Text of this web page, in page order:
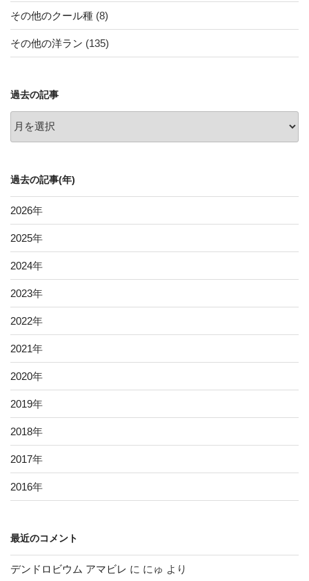
その他のクール種 (8)
その他の洋ラン (135)
過去の記事
去
事
過去の記事(年)
2026年
2025年
2024年
2023年
2022年
2021年
2020年
2019年
2018年
2017年
2016年
最近のコメント
デンドロビウム アマビレ に にゅ より